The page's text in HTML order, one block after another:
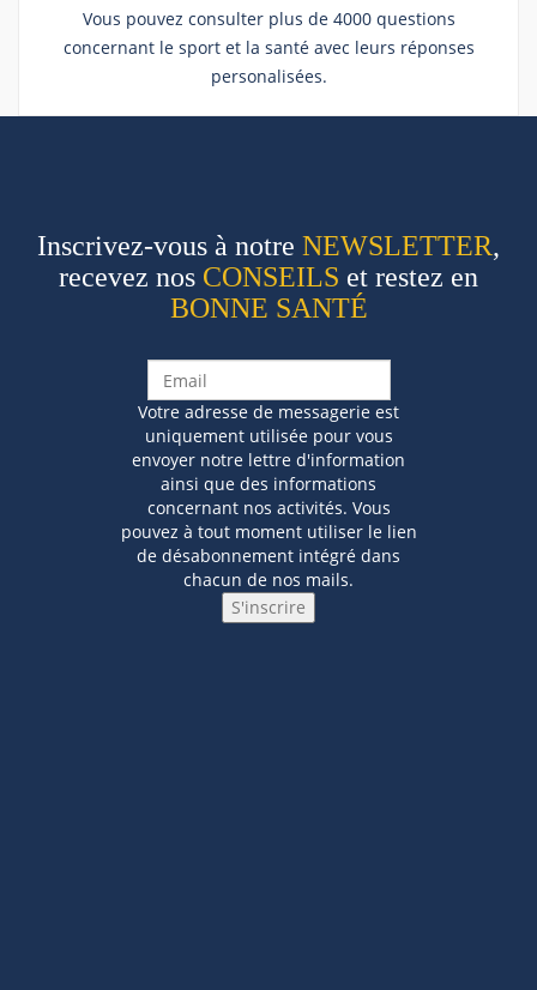
Vous pouvez consulter plus de 4000 questions
concernant le sport et la santé avec leurs réponses
personalisées.
Inscrivez-vous à notre NEWSLETTER,
recevez nos CONSEILS et restez en
BONNE SANTÉ
Votre adresse de messagerie est
uniquement utilisée pour vous
envoyer notre lettre d'information
ainsi que des informations
concernant nos activités. Vous
pouvez à tout moment utiliser le lien
de désabonnement intégré dans
chacun de nos mails.